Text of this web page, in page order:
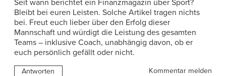
Seit wann berichtet ein Finanzmagazin über Sport?
Bleibt bei euren Leisten. Solche Artikel tragen nichts
bei. Freut euch lieber über den Erfolg dieser
Mannschaft und würdigt die Leistung des gesamten
Teams – inklusive Coach, unabhängig davon, ob er
euch persönlich gefällt oder nicht.
Antworten
Kommentar melden